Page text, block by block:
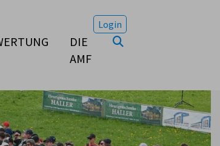
Login
DIE
AMF